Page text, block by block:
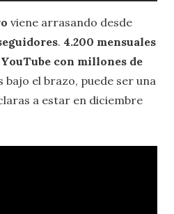
viene arrasando desde
. 4.200 mensuales
YouTube con millones de
bajo el brazo, puede ser una
a estar en diciembre